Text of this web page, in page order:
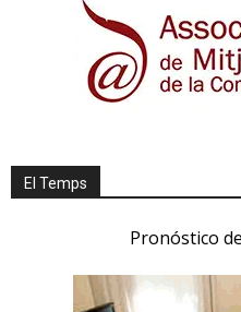
El Temps
Pronóstico